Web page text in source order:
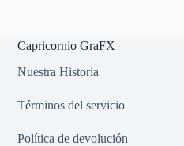
Capricornio GraFX
Nuestra Historia
Términos del servicio
Política de devolución